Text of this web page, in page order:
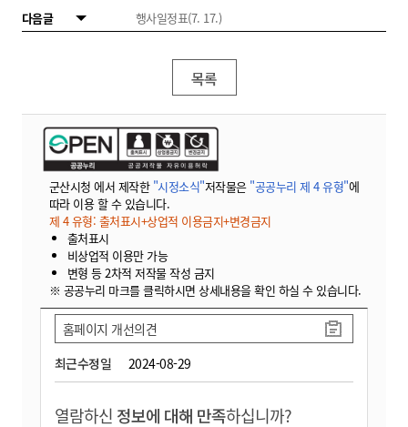
다음글
행사일정표(7. 17.)
목록
군산시청 에서 제작한 "시정소식"저작물은 "공공누리 제 4 유형"에
따라 이용 할 수 있습니다.
제 4 유형: 출처표시+상업적 이용금지+변경금지
출처표시
비상업적 이용만 가능
변형 등 2차적 저작물 작성 금지
※ 공공누리 마크를 클릭하시면 상세내용을 확인 하실 수 있습니다.
최근수정일 2024-08-29
홈페이지 개선의견
열람하신 정보에 대해 만족하십니까?